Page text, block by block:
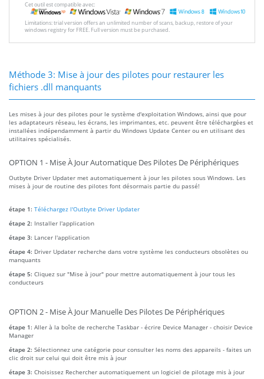
Cet outil est compatible avec:
Limitations: trial version offers an unlimited number of scans, backup, restore of your
windows registry for FREE. Full version must be purchased.
Méthode 3: Mise à jour des pilotes pour restaurer les
fichiers .dll manquants
Les mises à jour des pilotes pour le système d'exploitation Windows, ainsi que pour
les adaptateurs réseau, les écrans, les imprimantes, etc. peuvent être téléchargées et
installées indépendamment à partir du Windows Update Center ou en utilisant des
utilitaires spécialisés.
OPTION 1 - Mise À Jour Automatique Des Pilotes De Périphériques
Outbyte Driver Updater met automatiquement à jour les pilotes sous Windows. Les
mises à jour de routine des pilotes font désormais partie du passé!
étape 1: Téléchargez l'Outbyte Driver Updater
étape 2: Installer l'application
étape 3: Lancer l'application
étape 4: Driver Updater recherche dans votre système les conducteurs obsolètes ou
manquants
étape 5: Cliquez sur "Mise à jour" pour mettre automatiquement à jour tous les
conducteurs
OPTION 2 - Mise À Jour Manuelle Des Pilotes De Périphériques
étape 1: Aller à la boîte de recherche Taskbar - écrire Device Manager - choisir Device
Manager
étape 2: Sélectionnez une catégorie pour consulter les noms des appareils - faites un
clic droit sur celui qui doit être mis à jour
étape 3: Choisissez Rechercher automatiquement un logiciel de pilotage mis à jour